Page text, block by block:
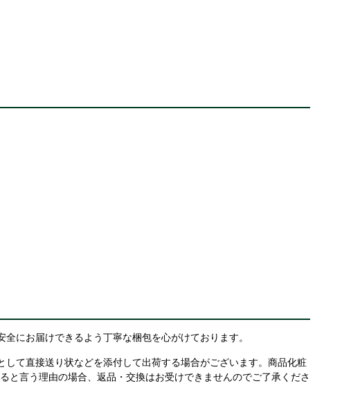
にお届けできるよう丁寧な梱包を心がけております。
て直接送り状などを添付して出荷する場合がございます。商品化粧
言う理由の場合、返品・交換はお受けできませんのでご了承くださ